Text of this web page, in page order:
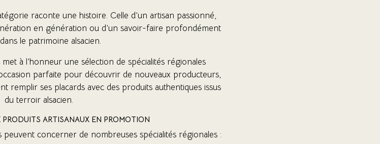
raconte une histoire. Celle d’un artisan passionné,
en génération ou d’un savoir-faire profondément
le patrimoine alsacien.
met à l’honneur une sélection de spécialités régionales
parfaite pour découvrir de nouveaux producteurs,
remplir ses placards avec des produits authentiques issus
du terroir alsacien.
ARTISANAUX EN PROMOTION
peuvent concerner de nombreuses spécialités régionales :